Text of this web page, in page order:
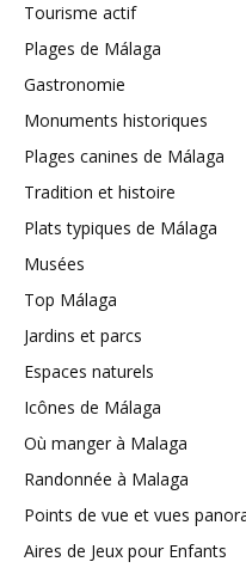
Tourisme actif
Plages de Málaga
Gastronomie
Monuments historiques
Plages canines de Málaga
Tradition et histoire
Plats typiques de Málaga
Musées
Top Málaga
Jardins et parcs
Espaces naturels
Icônes de Málaga
Où manger à Malaga
Randonnée à Malaga
Points de vue et vues
Aires de Jeux pour Enfants